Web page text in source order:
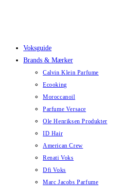
Voksguide
Brands & Mærker
Calvin Klein Parfume
Ecooking
Moroccanoil
Parfume Versace
Ole Henriksen Produkter
ID Hair
American Crew
Renati Voks
Dfi Voks
Marc Jacobs Parfume